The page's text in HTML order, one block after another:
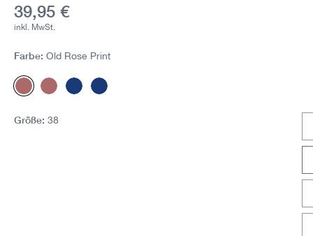
Aktueller Preis:
39,95 €
inkl. MwSt.
Farbe: Old Rose Print
Old Rose Print
Old RoseDunkelblau Print
Dunkelblau
Größe: 38